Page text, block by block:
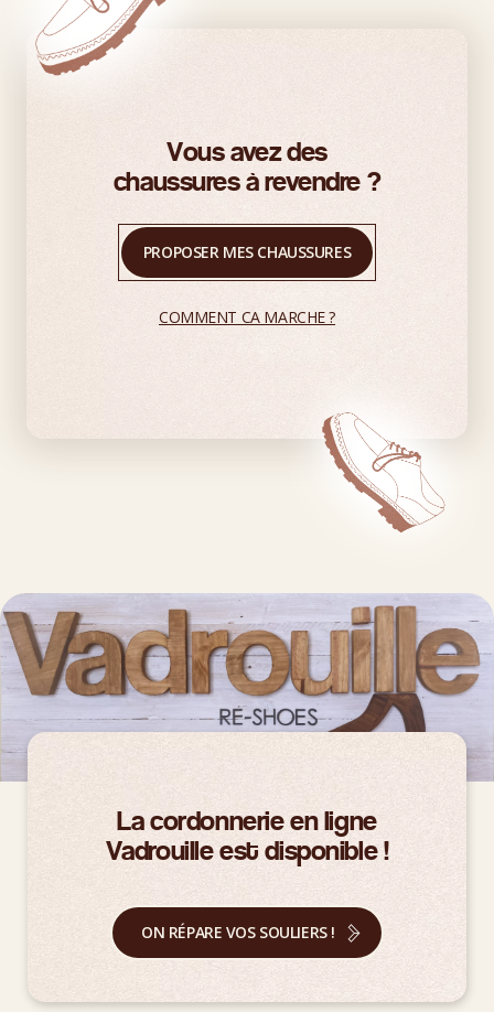
Vous avez des
chaussures à revendre ?
PROPOSER MES CHAUSSURES
COMMENT CA MARCHE ?
La cordonnerie en ligne
Vadrouille est disponible !
ON RÉPARE VOS SOULIERS !